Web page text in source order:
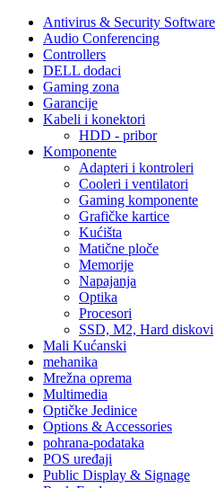
Antivirus & Security Software
Audio Conferencing
Controllers
DELL dodaci
Gaming zona
Garancije
Kabeli i konektori
HDD - pribor
Komponente
Adapteri i kontroleri
Cooleri i ventilatori
Gaming komponente
Grafičke kartice
Kućišta
Matične ploče
Memorije
Napajanja
Optika
Procesori
SSD, M2, Hard diskovi
Mali Kućanski
mehanika
Mrežna oprema
Multimedia
Optičke Jedinice
Options & Accessories
pohrana-podataka
POS uređaji
Public Display & Signage